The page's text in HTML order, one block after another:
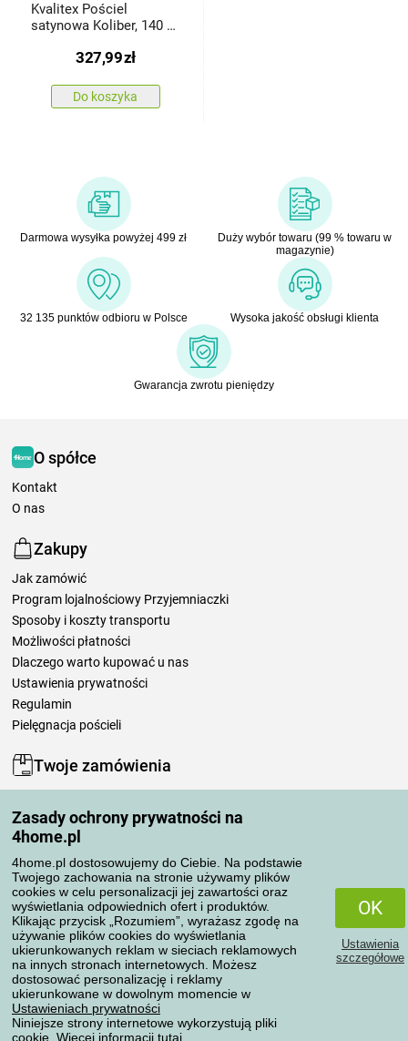
Zasady ochrony prywatności na
4home.pl
4home.pl dostosowujemy do Ciebie. Na podstawie
Twojego zachowania na stronie używamy plików
cookies w celu personalizacji jej zawartości oraz
wyświetlania odpowiednich ofert i produktów.
Klikając przycisk „Rozumiem”, wyrażasz zgodę na
używanie plików cookies do wyświetlania
ukierunkowanych reklam w sieciach reklamowych
na innych stronach internetowych. Możesz
dostosować personalizację i reklamy
ukierunkowane w dowolnym momencie w
Ustawieniach prywatności
Niniejsze strony internetowe wykorzystują pliki
cookie. Więcej informacji tutaj
OK
Ustawienia
szczegółowe
Kvalitex Pościel
satynowa Koliber, 140 ×
327,99zł
Do koszyka
Darmowa wysyłka powyżej 499 zł
Duży wybór towaru (99 % towaru w
magazynie)
32 135 punktów odbioru w Polsce Wysoka jakość obsługi klienta
Gwarancja zwrotu pieniędzy
O spółce
Kontakt
O nas
Zakupy
Jak zamówić
Program lojalnościowy Przyjemniaczki
Sposoby i koszty transportu
Możliwości płatności
Dlaczego warto kupować u nas
Ustawienia prywatności
Regulamin
Pielęgnacja pościeli
Twoje zamówienia
Moje zamówienia
Reklamacje
Odstąpienie od umowy
Zasady przetwarzania recenzji
Sposoby transportu
Metody płatności